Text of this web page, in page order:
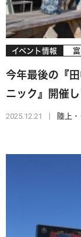
イベント情報
今年最後の『
ニック』開催
2025.12.21 陸上